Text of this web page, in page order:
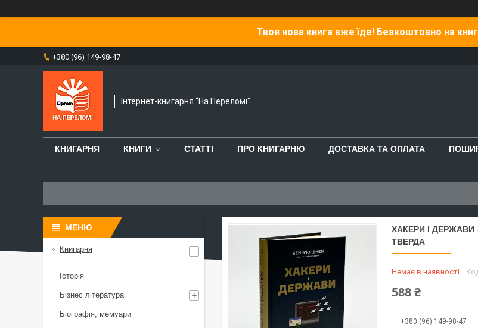
Твоя нова книга вже їде! Безкоштовно на
+380 (96) 149-98-47
Інтернет-книгарня “На Переломі"
КНИГАРНЯ КНИГИ СТАТТІ ПРО КНИГАРНЮ ДОСТАВКА ТА ОПЛАТА
ХАКЕРИ І
ТВЕРДА
Немає в наявності
588 ₴
+380 (96) 149-98-47
Книгарня
Історія
Бізнес література
Біографія, мемуари